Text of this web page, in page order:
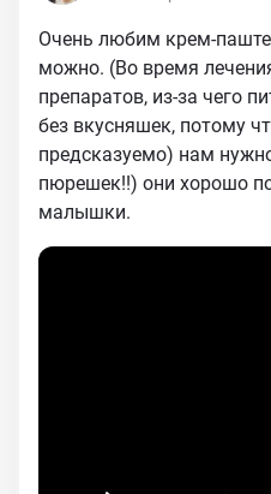
Очень любим крем-
можно. (Во время
препаратов, из-за чего
без вкусняшек, потому
предсказуемо) нам
пюрешек!!) они хорошо
малышки.